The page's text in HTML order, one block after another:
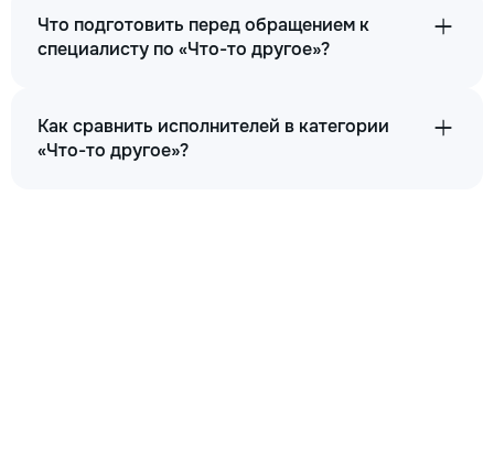
Что подготовить перед обращением к
специалисту по «Что-то другое»?
Как сравнить исполнителей в категории
«Что-то другое»?